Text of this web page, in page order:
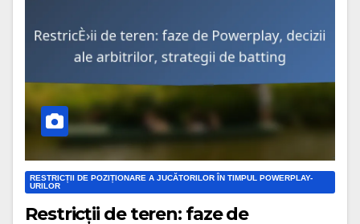
RESTRICȚII DE POZIȚIONARE A JUCĂTORILOR ÎN TIMPUL POWERPLAY-
URILOR
Restricții de teren: faze de